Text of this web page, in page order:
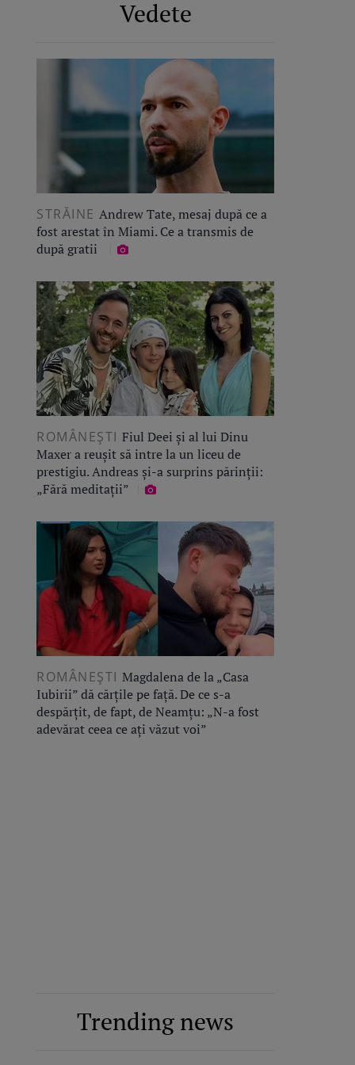
Vedete
STRĂINE Andrew Tate, mesaj după ce a
fost arestat în Miami. Ce a transmis de
după gratii
ROMÂNEŞTI Fiul Deei și al lui Dinu
Maxer a reușit să intre la un liceu de
prestigiu. Andreas și-a surprins părinții:
„Fără meditații”
ROMÂNEŞTI Magdalena de la „Casa
Iubirii” dă cărțile pe față. De ce s-a
despărțit, de fapt, de Neamțu: „N-a fost
adevărat ceea ce ați văzut voi”
Trending news